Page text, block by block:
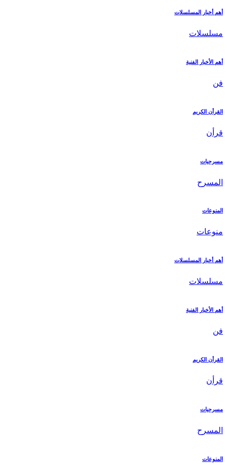
أهم أخبار المسلسلات
مسلسلات
أهم الأخبار الفنية
فن
القرأن الكريم
قرأن
مسرحيات
المسرح
المنوعات
منوعات
أهم أخبار المسلسلات
مسلسلات
أهم الأخبار الفنية
فن
القرأن الكريم
قرأن
مسرحيات
المسرح
المنوعات